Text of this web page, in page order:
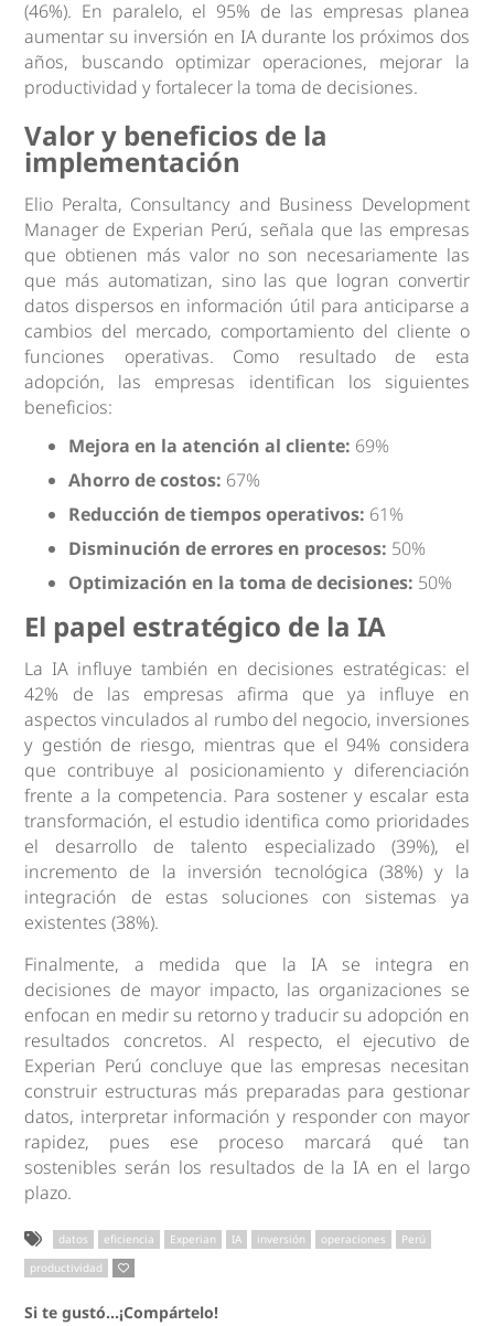
(46%). En paralelo, el 95% de las empresas planea
aumentar su inversión en IA durante los próximos dos
años, buscando optimizar operaciones, mejorar la
productividad y fortalecer la toma de decisiones.
Valor y beneficios de la
implementación
Elio Peralta, Consultancy and Business Development
Manager de Experian Perú, señala que las empresas
que obtienen más valor no son necesariamente las
que más automatizan, sino las que logran convertir
datos dispersos en información útil para anticiparse a
cambios del mercado, comportamiento del cliente o
funciones operativas. Como resultado de esta
adopción, las empresas identifican los siguientes
beneficios:
Mejora en la atención al cliente: 69%
Ahorro de costos: 67%
Reducción de tiempos operativos: 61%
Disminución de errores en procesos: 50%
Optimización en la toma de decisiones: 50%
El papel estratégico de la IA
La IA influye también en decisiones estratégicas: el
42% de las empresas afirma que ya influye en
aspectos vinculados al rumbo del negocio, inversiones
y gestión de riesgo, mientras que el 94% considera
que contribuye al posicionamiento y diferenciación
frente a la competencia. Para sostener y escalar esta
transformación, el estudio identifica como prioridades
el desarrollo de talento especializado (39%), el
incremento de la inversión tecnológica (38%) y la
integración de estas soluciones con sistemas ya
existentes (38%).
Finalmente, a medida que la IA se integra en
decisiones de mayor impacto, las organizaciones se
enfocan en medir su retorno y traducir su adopción en
resultados concretos. Al respecto, el ejecutivo de
Experian Perú concluye que las empresas necesitan
construir estructuras más preparadas para gestionar
datos, interpretar información y responder con mayor
rapidez, pues ese proceso marcará qué tan
sostenibles serán los resultados de la IA en el largo
plazo.
datos eficiencia Experian IA inversión operaciones
Perú
productividad
Si te gustó...¡Compártelo!